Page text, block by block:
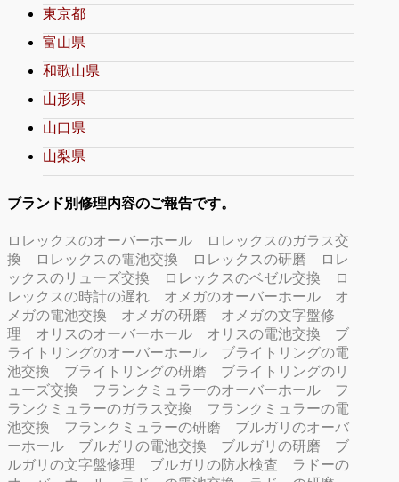
東京都
富山県
和歌山県
山形県
山口県
山梨県
ブランド別修理内容のご報告です。
ロレックスのオーバーホール
ロレックスのガラス交
換
ロレックスの電池交換 ロレックスの研磨
ロレ
ックスのリューズ交換
ロレックスのベゼル交換
ロ
レックスの時計の遅れ
オメガのオーバーホール
オ
メガの電池交換
オメガの研磨
オメガの文字盤修
理
オリスのオーバーホール オリスの電池交換
ブ
ライトリングのオーバーホール
ブライトリングの電
池交換
ブライトリングの研磨
ブライトリングのリ
ューズ交換
フランクミュラーのオーバーホール
フ
ランクミュラーのガラス交換
フランクミュラーの電
池交換
フランクミュラーの研磨
ブルガリのオーバ
ーホール
ブルガリの電池交換 ブルガリの研磨
ブ
ルガリの文字盤修理
ブルガリの防水検査
ラドーの